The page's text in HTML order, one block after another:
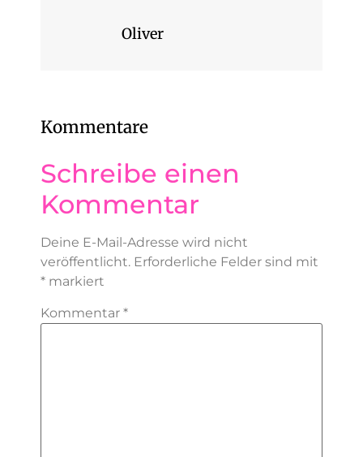
Oliver
Kommentare
Schreibe einen
Kommentar
Deine E-Mail-Adresse wird nicht
veröffentlicht. Erforderliche Felder sind mit
* markiert
Kommentar *